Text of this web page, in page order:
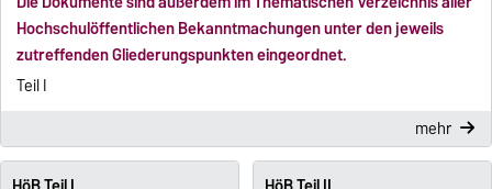
Hochschulöffentlichen Bekanntmachungen unter den jeweils
zutreffenden Gliederungspunkten eingeordnet.
Teil I
mehr